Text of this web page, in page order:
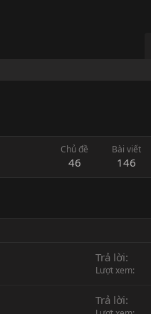
Chủ đề
46
Bài viết
146
Trả lời
Lượt xem
Trả lời